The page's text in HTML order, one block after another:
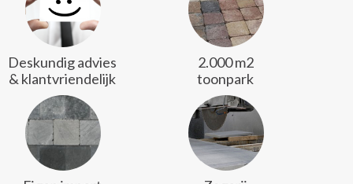
Deskundig advies
& klantvriendelijk
2.000 m2
toonpark